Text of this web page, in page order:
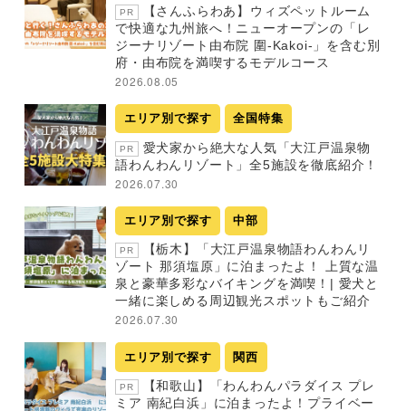
PR
【さんふらわあ】ウィズペットルーム
で快適な九州旅へ！ニューオープンの「レ
ジーナリゾート由布院 圍-Kakoi-」を含む別
府・由布院を満喫するモデルコース
2026.08.05
エリア別で探す 全国特集
PR
愛犬家から絶大な人気「大江戸温泉物
語わんわんリゾート」全5施設を徹底紹介！
2026.07.30
エリア別で探す 中部
PR
【栃木】「大江戸温泉物語わんわんリ
ゾート 那須塩原」に泊まったよ！ 上質な温
泉と豪華多彩なバイキングを満喫！| 愛犬と
一緒に楽しめる周辺観光スポットもご紹介
2026.07.30
エリア別で探す 関西
PR
【和歌山】「わんわんパラダイス プレ
ミア 南紀白浜」に泊まったよ！プライベー